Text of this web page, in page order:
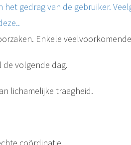
gedrag van de gebruiker.
Enkele
volgende dag.
lichamelijke traagheid.